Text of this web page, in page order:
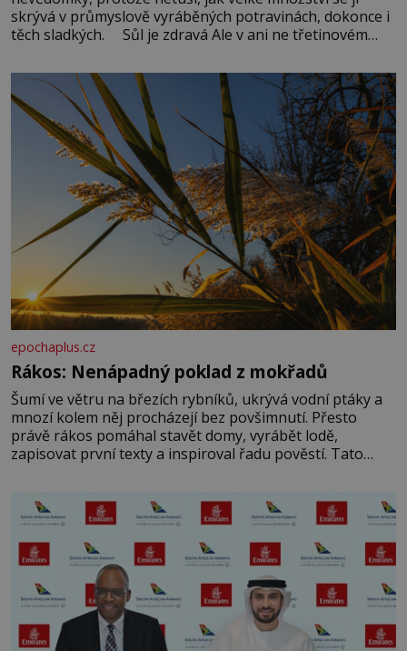
skrývá v průmyslově vyráběných potravinách, dokonce i
těch sladkých. Sůl je zdravá Ale v ani ne třetinovém
základní složky– sodík a chlór – jsou zásadní pro
správné hospodaření
epochaplus.cz
Rákos: Nenápadný poklad z mokřadů
Šumí ve větru na březích rybníků, ukrývá vodní ptáky a
mnozí kolem něj procházejí bez povšimnutí. Přesto
právě rákos pomáhal stavět domy, vyrábět lodě,
zapisovat první texty a inspiroval řadu pověstí. Tato
letního koupání. Stačí se však podívat